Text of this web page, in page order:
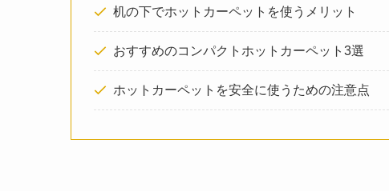
机の下でホットカーペットを使うメリット
おすすめのコンパクトホットカーペット3選
ホットカーペットを安全に使うための注意点